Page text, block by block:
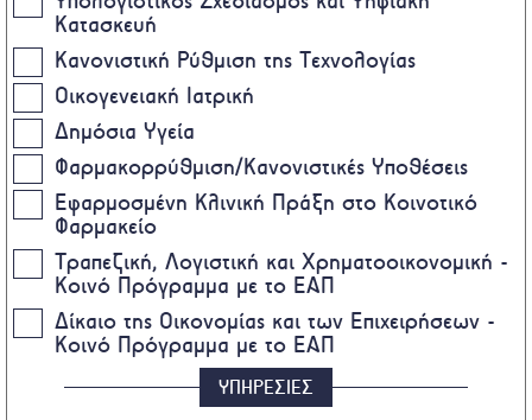
Κατασκευή
Κανονιστική Ρύθμιση της Τεχνολογίας
Οικογενειακή Ιατρική
Δημόσια Υγεία
Φαρμακορρύθμιση/Κανονιστικές Υποθέσεις
Εφαρμοσμένη Κλινική Πράξη στο Κοινοτικό
Φαρμακείο
Τραπεζική, Λογιστική και Χρηματοοικονομική -
Κοινό Πρόγραμμα με το ΕΑΠ
Δίκαιο της Οικονομίας και των Επιχειρήσεων -
Κοινό Πρόγραμμα με το ΕΑΠ
ΥΠΗΡΕΣΙΕΣ